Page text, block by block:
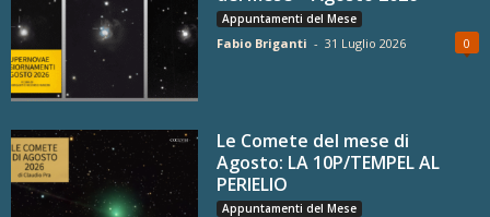
Appuntamenti del Mese
Fabio Briganti - 31 Luglio 2026 0
Le Comete del mese di
Agosto: LA 10P/TEMPEL AL
PERIELIO
Appuntamenti del Mese